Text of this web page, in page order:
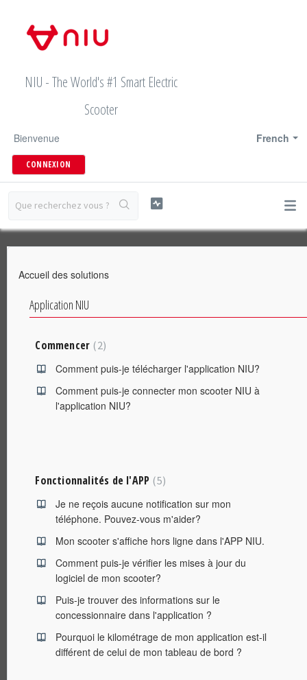
NIU - The World's #1 Smart Electric
Scooter
French
Bienvenue
CONNEXION
Accueil des solutions
Application NIU
Commencer 2
Comment puis-je télécharger l'application NIU?
Comment puis-je connecter mon scooter NIU à
l'application NIU?
Fonctionnalités de l'APP 5
Je ne reçois aucune notification sur mon
téléphone. Pouvez-vous m'aider?
Mon scooter s'affiche hors ligne dans l'APP NIU.
Comment puis-je vérifier les mises à jour du
logiciel de mon scooter?
Puis-je trouver des informations sur le
concessionnaire dans l'application ?
Pourquoi le kilométrage de mon application est-il
différent de celui de mon tableau de bord ?